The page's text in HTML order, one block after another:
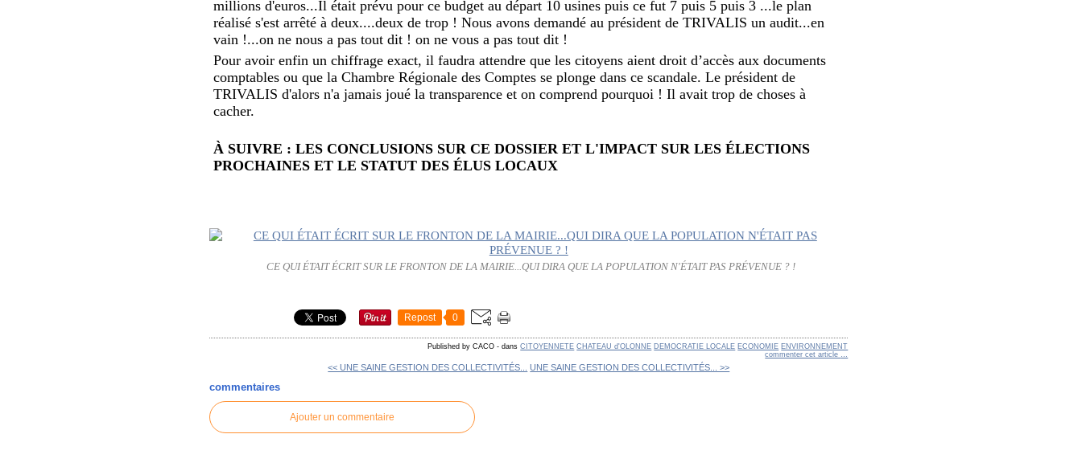
millions d'euros...Il était prévu pour ce budget au départ 10 usines puis ce fut 7 puis 5 puis 3 ...le plan
réalisé s'est arrêté à deux....deux de trop ! Nous avons demandé au président de TRIVALIS un audit...en
vain !...on ne nous a pas tout dit ! on ne vous a pas tout dit !
Pour avoir enfin un chiffrage exact, il faudra attendre que les citoyens aient droit d’accès aux documents
comptables ou que la Chambre Régionale des Comptes se plonge dans ce scandale. Le président de
TRIVALIS d'alors n'a jamais joué la transparence et on comprend pourquoi ! Il avait trop de choses à
cacher.
À SUIVRE : LES CONCLUSIONS SUR CE DOSSIER ET L'IMPACT SUR LES ÉLECTIONS
PROCHAINES ET LE STATUT DES ÉLUS LOCAUX
CE QUI ÉTAIT ÉCRIT SUR LE FRONTON DE LA MAIRIE...QUI DIRA QUE LA POPULATION N'ÉTAIT PAS PRÉVENUE ? !
Repost 0
Published by CACO - dansCITOYENNETE CHATEAU d'OLONNE DEMOCRATIE LOCALE ECONOMIE ENVIRONNEMENT
commenter cet article
<< UNE SAINE GESTION DES COLLECTIVITÉS... UNE SAINE GESTION DES COLLECTIVITÉS... >>
commentaires
Ajouter un commentaire